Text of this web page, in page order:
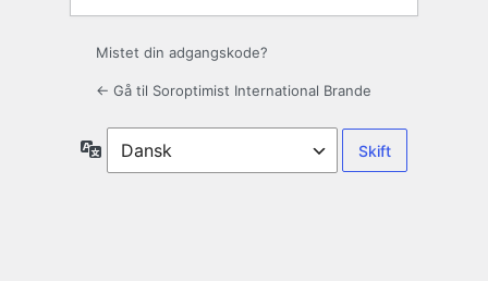
Mistet din adgangskode?
← Gå til Soroptimist International Brande
Sprog